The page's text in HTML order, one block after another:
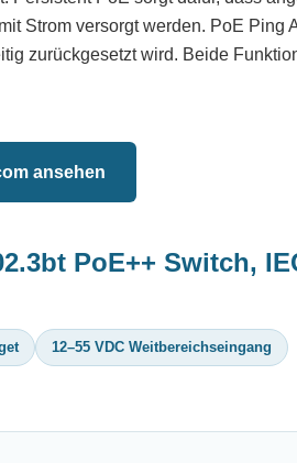
Strom versorgt werden. PoE Ping
zurückgesetzt wird. Beide
ansehen
PoE++ Switch,
12–55 VDC Weitbereichseingang